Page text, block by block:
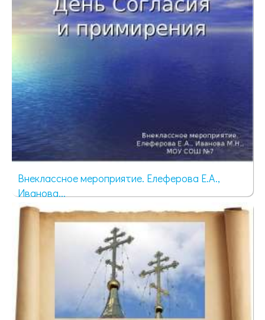
Внеклассное мероприятие. Елеферова Е.А.,
Иванова...
3401 просмотр